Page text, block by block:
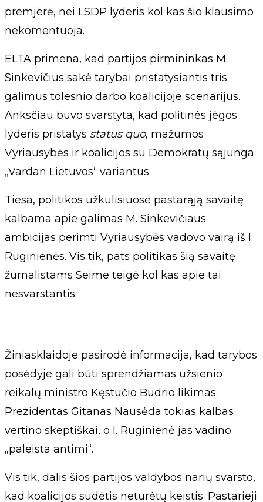
premjerė, nei LSDP lyderis kol kas šio klausimo
nekomentuoja.
ELTA primena, kad partijos pirmininkas M.
Sinkevičius sakė tarybai pristatysiantis tris
galimus tolesnio darbo koalicijoje scenarijus.
Anksčiau buvo svarstyta, kad politinės jėgos
lyderis pristatys status quo, mažumos
Vyriausybės ir koalicijos su Demokratų sąjunga
„Vardan Lietuvos“ variantus.
Tiesa, politikos užkulisiuose pastarąją savaitę
kalbama apie galimas M. Sinkevičiaus
ambicijas perimti Vyriausybės vadovo vairą iš I.
Ruginienės. Vis tik, pats politikas šią savaitę
žurnalistams Seime teigė kol kas apie tai
nesvarstantis.
Žiniasklaidoje pasirodė informacija, kad tarybos
posėdyje gali būti sprendžiamas užsienio
reikalų ministro Kęstučio Budrio likimas.
Prezidentas Gitanas Nausėda tokias kalbas
vertino skeptiškai, o I. Ruginienė jas vadino
„paleista antimi“.
Vis tik, dalis šios partijos valdybos narių svarsto,
kad koalicijos sudėtis neturėtų keistis. Pastarieji